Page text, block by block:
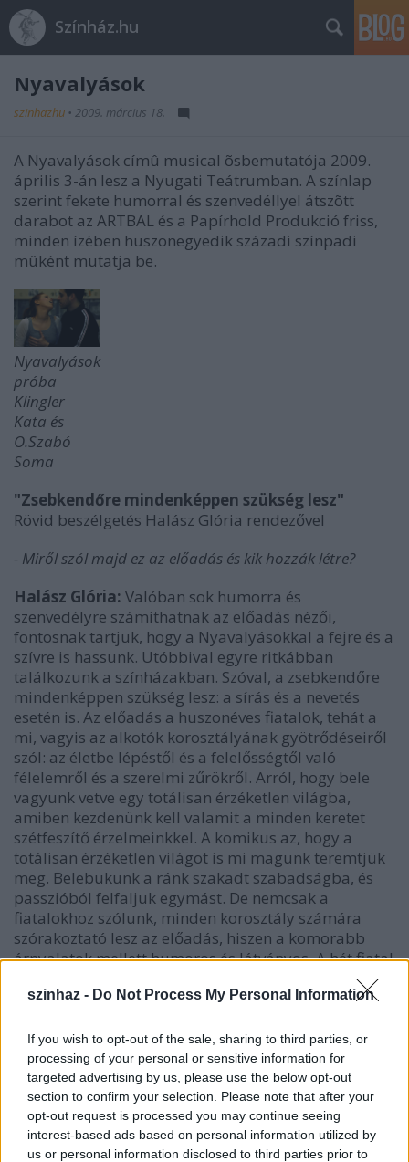
szinhaz - Do Not Process My Personal Information
If you wish to opt-out of the sale, sharing to third parties, or
processing of your personal or sensitive information for
targeted advertising by us, please use the below opt-out
section to confirm your selection. Please note that after your
opt-out request is processed you may continue seeing
interest-based ads based on personal information utilized by
us or personal information disclosed to third parties prior to
Színház.hu
Nyavalyások
szinhazhu • 2009. március 18.
A Nyavalyások címû musical õsbemutatója 2009.
április 3-án lesz a Nyugati Teátrumban. A színlap
szerint fekete humorral és szenvedéllyel átszõtt
darabot az ARTBAL és a Papírhold Produkció friss,
minden ízében huszonegyedik századi színpadi
mûként mutatja be.
Nyavalyások
próba
Klingler
Kata és
O.Szabó
Soma
"Zsebkendőre mindenképpen szükség lesz"
Rövid beszélgetés Halász Glória rendezővel
- Miről szól majd ez az előadás és kik hozzák létre?
Halász Glória: Valóban sok humorra és
szenvedélyre számíthatnak az előadás nézői,
fontosnak tartjuk, hogy a Nyavalyásokkal a fejre és a
szívre is hassunk. Utóbbival egyre ritkábban
találkozunk a színházakban. Szóval, a zsebkendőre
mindenképpen szükség lesz: a sírás és a nevetés
esetén is. Az előadás a huszonéves fiatalok, tehát a
mi, vagyis az alkotók korosztályának gyötrődéseiről
szól: az életbe lépéstől és a felelősségtől való
félelemről és a szerelmi zűrökről. Arról, hogy bele
vagyunk vetve egy totálisan érzéketlen világba,
amiben kezdenünk kell valamit a minden keretet
szétfeszítő érzelmeinkkel. A komikus az, hogy a
totálisan érzéketlen világot is mi magunk teremtjük
meg. Belebukunk a ránk szakadt szabadságba, és
passzióból felfaljuk egymást. De nemcsak a
fiatalokhoz szólunk, minden korosztály számára
szórakoztató lesz az előadás, hiszen a komorabb
árnyalatok mellett humoros és látványos. A hét fiatal
élete hasonlóan kavarodott, mint egy szappanopera
szereplőié: mi ennek egy szeletét visszük színpadra.
lényegében az előadás produkciós hátterét, a
Papírhold az alkotói csapatot jelöli: a színészeket, a
zeneszerzőt, az írókat, a rendezőt és a tervezőket.
- Miért Nyavalyások az előadás címe és mit takar a
"zenés kórkép" alcím?